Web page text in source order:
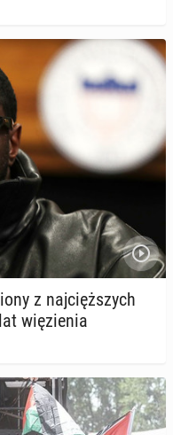
z naj­cięż­szych
wię­zie­nia